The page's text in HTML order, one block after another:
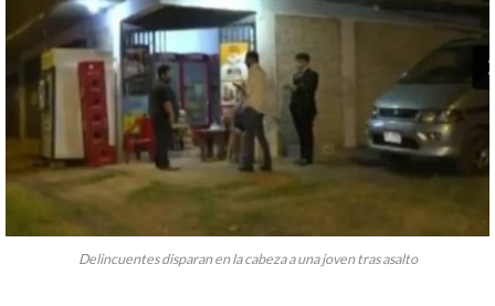
Delincuentes disparan en la cabeza a una joven tras asalto